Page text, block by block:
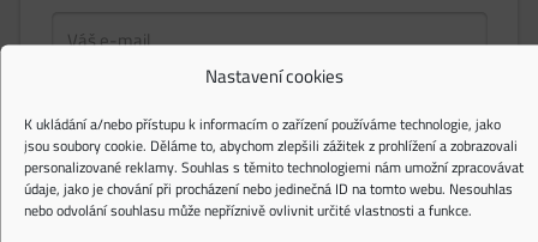
Nastavení cookies
K ukládání a/nebo přístupu k informacím o zařízení používáme technologie, jako
jsou soubory cookie. Děláme to, abychom zlepšili zážitek z prohlížení a zobrazovali
personalizované reklamy. Souhlas s těmito technologiemi nám umožní zpracovávat
údaje, jako je chování při procházení nebo jedinečná ID na tomto webu. Nesouhlas
nebo odvolání souhlasu může nepříznivě ovlivnit určité vlastnosti a funkce.